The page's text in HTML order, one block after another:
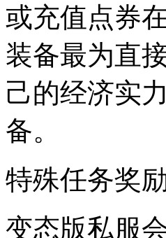
或充值点券
装备最为直
己的经济实
备。
特殊任务奖
变态版私服